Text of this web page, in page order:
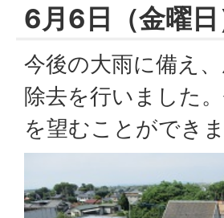
6月6日（金曜
今後の大雨に備え
除去を行いました
を望むことができま